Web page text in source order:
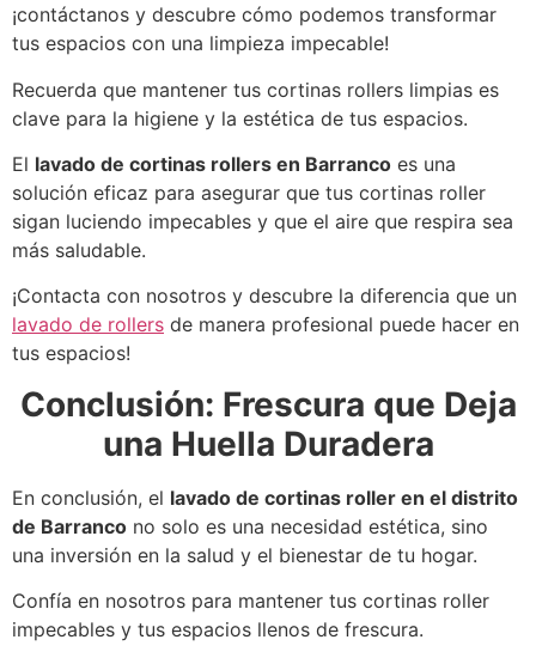
¡contáctanos y descubre cómo podemos transformar
tus espacios con una limpieza impecable!
Recuerda que mantener tus cortinas rollers limpias es
clave para la higiene y la estética de tus espacios.
El lavado de cortinas rollers en Barranco es una
solución eficaz para asegurar que tus cortinas roller
sigan luciendo impecables y que el aire que respira sea
más saludable.
¡Contacta con nosotros y descubre la diferencia que un
lavado de rollers de manera profesional puede hacer en
tus espacios!
Conclusión: Frescura que Deja
una Huella Duradera
En conclusión, el lavado de cortinas roller en el distrito
de Barranco no solo es una necesidad estética, sino
una inversión en la salud y el bienestar de tu hogar.
Confía en nosotros para mantener tus cortinas roller
impecables y tus espacios llenos de frescura.